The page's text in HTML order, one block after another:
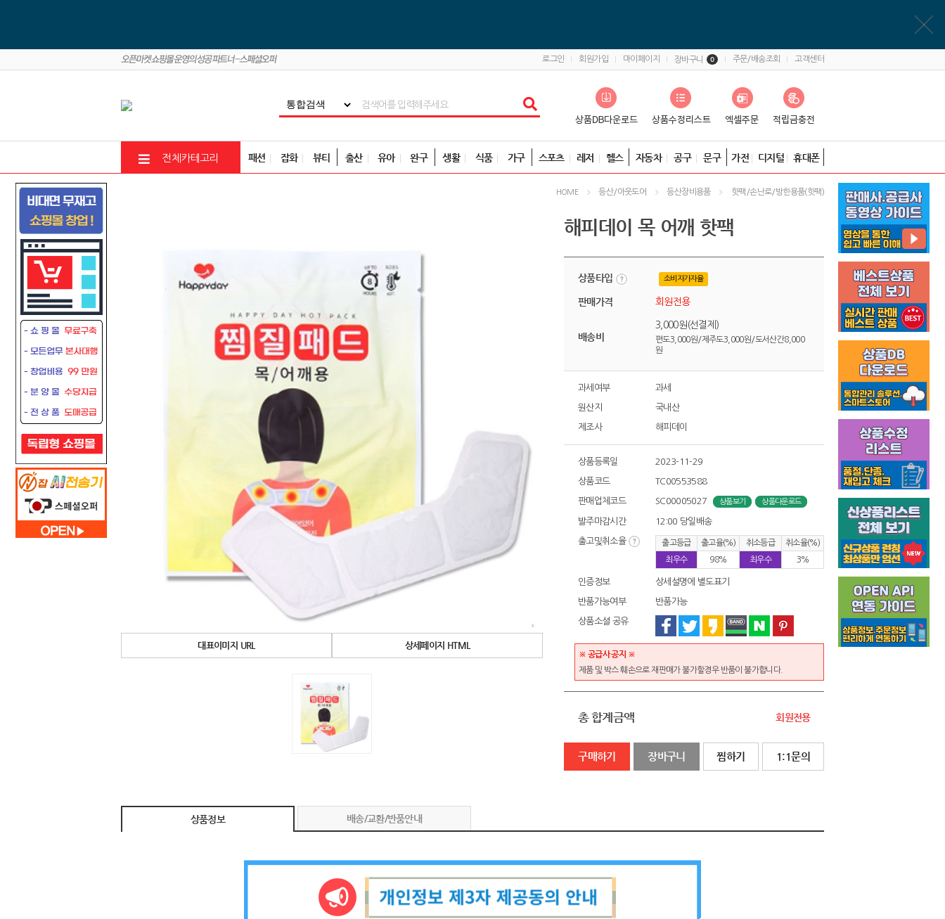
로그인 회원가입 마이페이지 장바구니 0 주문/배송조회 고객센터
전체카테고리 패션 잡화 뷰티 출산 유아 완구 생활 식품 가구 스포츠 레저 헬스 자동차 공구 문구 가전 디지털 휴대폰
HOME 등산/아웃도어 등산장비용품 핫팩/손난로/방한용품(핫팩)
대표이미지 URL 상세페이지 HTML
해피데이 목 어깨 핫팩
상품타입 소비자가자율
판매가격 회원전용
배송비
3,000원(선결제)
편도3,000원/제주도3,000원/도서산간8,000
원
과세여부 과세
원산지 국내산
제조사 해피데이
상품등록일 2023-11-29
상품코드 TC00553588
판매업체코드 SC00005027 상품보기 상품다운로드
발주마감시간 12:00 당일배송
출고및취소율 출고등급 출고율(%) 취소등급
취소율(%)
최우수
98% 최우수 3%
인증정보 상세설명에 별도표기
반품가능여부 반품가능
상품소셜 공유
※ 공급사 공지 ※
제품 및 박스 훼손으로 재판매가 불가할경우 반품이 불가합니다.
총 합계금액 회원전용
구매하기 장바구니 찜하기 1:1문의
상품정보 배송/교환/반품안내